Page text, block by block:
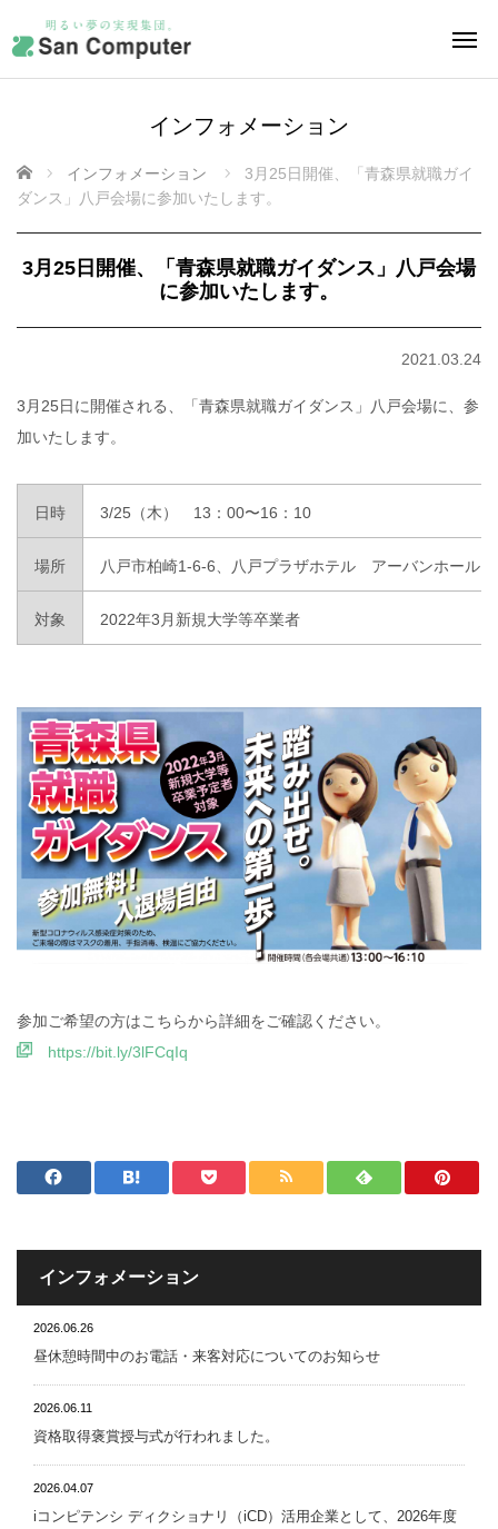
インフォメーション
ホーム インフォメーション
3月25日開催、「青森県就職ガイ
ダンス」八戸会場に参加いたします。
3月25日開催、「青森県就職ガイダンス」八戸会場
に参加いたします。
2021.03.24
3月25日に開催される、「青森県就職ガイダンス」八戸会場に、参
加いたします。
日時 3/25（木） 13：00〜16：10
場所 八戸市柏崎1-6-6、八戸プラザホテル アーバンホール
対象 2022年3月新規大学等卒業者
参加ご希望の方はこちらから詳細をご確認ください。
https://bit.ly/3lFCqIq
インフォメーション
2026.06.26
昼休憩時間中のお電話・来客対応についてのお知らせ
2026.06.11
資格取得褒賞授与式が行われました。
2026.04.07
iコンピテンシ ディクショナリ（iCD）活用企業として、2026年度